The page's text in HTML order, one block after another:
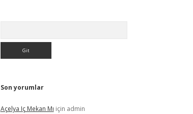
Son yorumlar
Açelya Iç Mekan Mı için admin